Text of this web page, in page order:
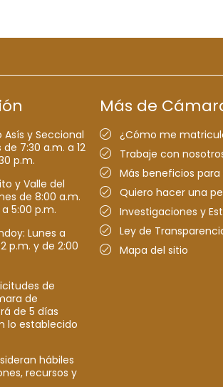
y Seccional
7:30 a.m. a 12
p.m.
y Valle del
de 8:00 a.m.
5:00 p.m.
Lunes a
p.m. y de 2:00
de
de
de 5 días
lo establecido
hábiles
recursos y
Más de
¿Cómo me
Trabaje con
Más beneficios
Quiero hacer una
Investigaciones y
Ley de
Mapa del sitio